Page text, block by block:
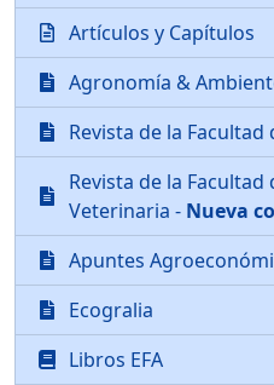
Artículos y Capítulos
Agronomía &
Revista de la
Revista de la
Veterinaria - Nueva
Apuntes
Ecogralia
Libros EFA